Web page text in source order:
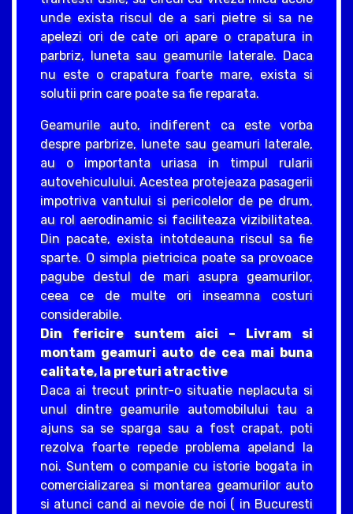
unde exista riscul de a sari pietre si sa ne
apelezi ori de cate ori apare o crapatura in
parbriz, luneta sau geamurile laterale. Daca
nu este o crapatura foarte mare, exista si
solutii prin care poate sa fie reparata.
Geamurile auto, indiferent ca este vorba
despre parbrize, lunete sau geamuri laterale,
au o importanta uriasa in timpul rularii
autovehiculului. Acestea protejeaza pasagerii
impotriva vantului si pericolelor de pe drum,
au rol aerodinamic si faciliteaza vizibilitatea.
Din pacate, exista intotdeauna riscul sa fie
sparte. O simpla pietricica poate sa provoace
pagube destul de mari asupra geamurilor,
ceea ce de multe ori inseamna costuri
considerabile.
Din fericire suntem aici – Livram si
montam geamuri auto de cea mai buna
calitate, la preturi atractive
Daca ai trecut printr-o situatie neplacuta si
unul dintre geamurile automobilului tau a
ajuns sa se sparga sau a fost crapat, poti
rezolva foarte repede problema apeland la
noi. Suntem o companie cu istorie bogata in
comercializarea si montarea geamurilor auto
si atunci cand ai nevoie de noi ( in Bucuresti